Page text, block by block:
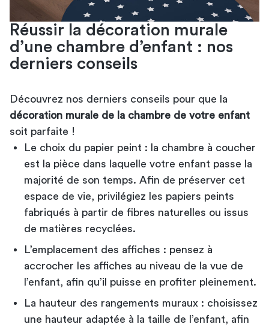
Réussir la décoration murale
d’une chambre d’enfant​ : nos
derniers conseils
Découvrez nos derniers conseils pour que la
décoration murale de la chambre de votre enfant
soit parfaite !
Le choix du papier peint : la chambre à coucher
est la pièce dans laquelle votre enfant passe la
majorité de son temps. Afin de préserver cet
espace de vie, privilégiez les papiers peints
fabriqués à partir de fibres naturelles ou issus
de matières recyclées.
L’emplacement des affiches : pensez à
accrocher les affiches au niveau de la vue de
l’enfant, afin qu’il puisse en profiter pleinement.
La hauteur des rangements muraux : choisissez
une hauteur adaptée à la taille de l’enfant, afin